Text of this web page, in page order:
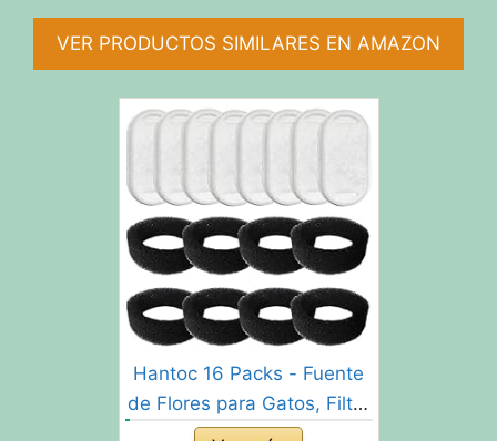
VER PRODUCTOS SIMILARES EN AMAZON
Hantoc 16 Packs - Fuente
de Flores para Gatos, Filtro
de carbón de 8 Piezas y